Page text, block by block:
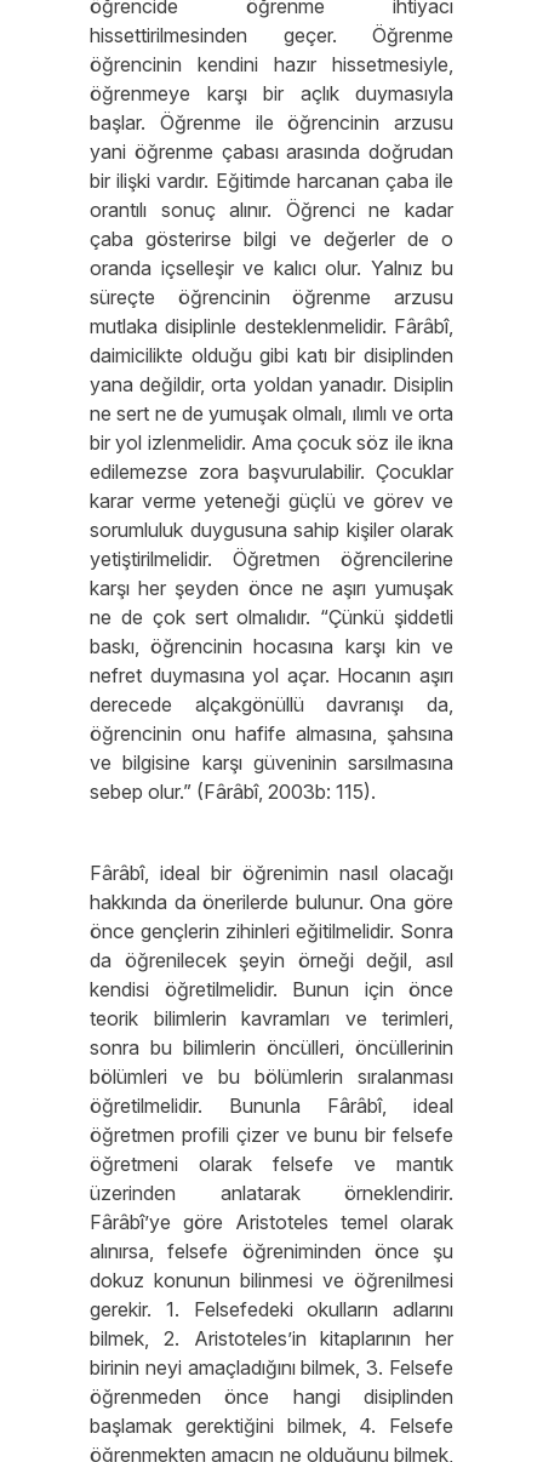
öğrencide öğrenme ihtiyacı
hissettirilmesinden geçer. Öğrenme
öğrencinin kendini hazır hissetmesiyle,
öğrenmeye karşı bir açlık duymasıyla
başlar. Öğrenme ile öğrencinin arzusu
yani öğrenme çabası arasında doğrudan
bir ilişki vardır. Eğitimde harcanan çaba ile
orantılı sonuç alınır. Öğrenci ne kadar
çaba gösterirse bilgi ve değerler de o
oranda içselleşir ve kalıcı olur. Yalnız bu
süreçte öğrencinin öğrenme arzusu
mutlaka disiplinle desteklenmelidir. Fârâbî,
daimicilikte olduğu gibi katı bir disiplinden
yana değildir, orta yoldan yanadır. Disiplin
ne sert ne de yumuşak olmalı, ılımlı ve orta
bir yol izlenmelidir. Ama çocuk söz ile ikna
edilemezse zora başvurulabilir. Çocuklar
karar verme yeteneği güçlü ve görev ve
sorumluluk duygusuna sahip kişiler olarak
yetiştirilmelidir. Öğretmen öğrencilerine
karşı her şeyden önce ne aşırı yumuşak
ne de çok sert olmalıdır. “Çünkü şiddetli
baskı, öğrencinin hocasına karşı kin ve
nefret duymasına yol açar. Hocanın aşırı
derecede alçakgönüllü davranışı da,
öğrencinin onu hafife almasına, şahsına
ve bilgisine karşı güveninin sarsılmasına
sebep olur.” (Fârâbî, 2003b: 115).
Fârâbî, ideal bir öğrenimin nasıl olacağı
hakkında da önerilerde bulunur. Ona göre
önce gençlerin zihinleri eğitilmelidir. Sonra
da öğrenilecek şeyin örneği değil, asıl
kendisi öğretilmelidir. Bunun için önce
teorik bilimlerin kavramları ve terimleri,
sonra bu bilimlerin öncülleri, öncüllerinin
bölümleri ve bu bölümlerin sıralanması
öğretilmelidir. Bununla Fârâbî, ideal
öğretmen profili çizer ve bunu bir felsefe
öğretmeni olarak felsefe ve mantık
üzerinden anlatarak örneklendirir.
Fârâbî’ye göre Aristoteles temel olarak
alınırsa, felsefe öğreniminden önce şu
dokuz konunun bilinmesi ve öğrenilmesi
gerekir. 1. Felsefedeki okulların adlarını
bilmek, 2. Aristoteles’in kitaplarının her
birinin neyi amaçladığını bilmek, 3. Felsefe
öğrenmeden önce hangi disiplinden
başlamak gerektiğini bilmek, 4. Felsefe
öğrenmekten amacın ne olduğunu bilmek,